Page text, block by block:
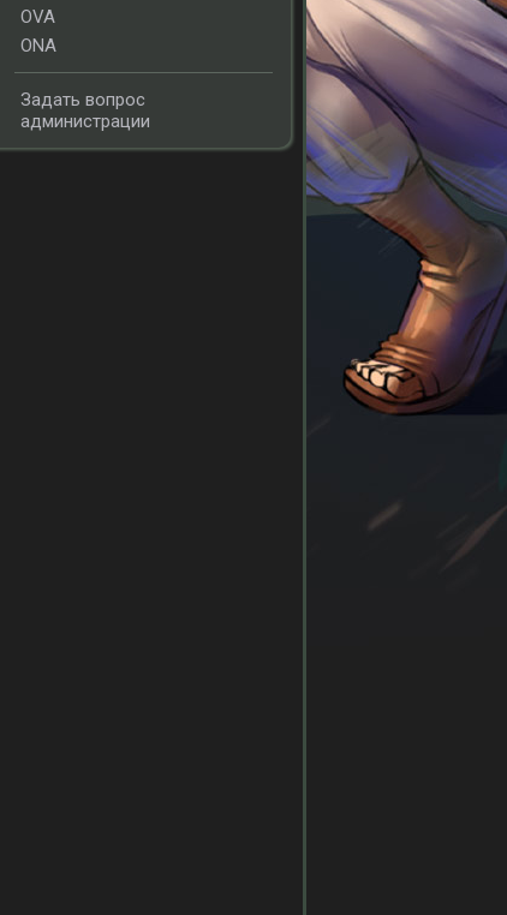
OVA
ONA
Задать вопрос
администрации